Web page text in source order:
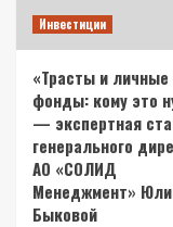
Инвестиции
«Трасты и личные
фонды: кому это
— экспертная
генерального
АО «СОЛИД
Менеджмент»
Быковой